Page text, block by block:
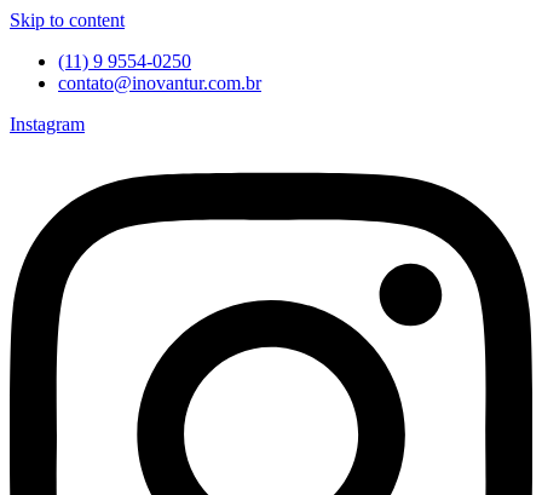
Skip to content
(11) 9 9554-0250
contato@inovantur.com.br
Instagram